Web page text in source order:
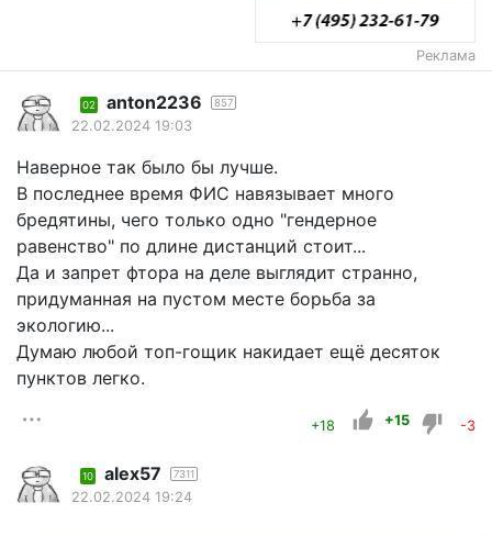
Реклама
02 anton2236 857
22.02.2024 19:03
Наверное так было бы лучше.
В последнее время ФИС навязывает много
бредятины, чего только одно "гендерное
равенство" по длине дистанций стоит...
Да и запрет фтора на деле выглядит странно,
придуманная на пустом месте борьба за
экологию...
Думаю любой топ-гощик накидает ещё десяток
пунктов легко.
+18 +15 -3
10 alex57 7311
22.02.2024 19:24